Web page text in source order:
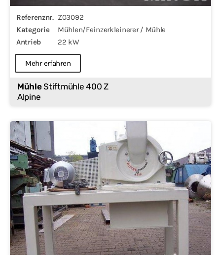
Referenznr. Z03092
Kategorie
Mühlen/Feinzerkleinerer / Mühle
Antrieb
22 kW
Mehr erfahren
MühleStiftmühle 400 Z
Alpine